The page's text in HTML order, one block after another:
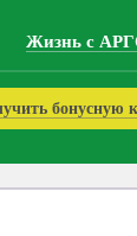
Жизнь с
бонусную